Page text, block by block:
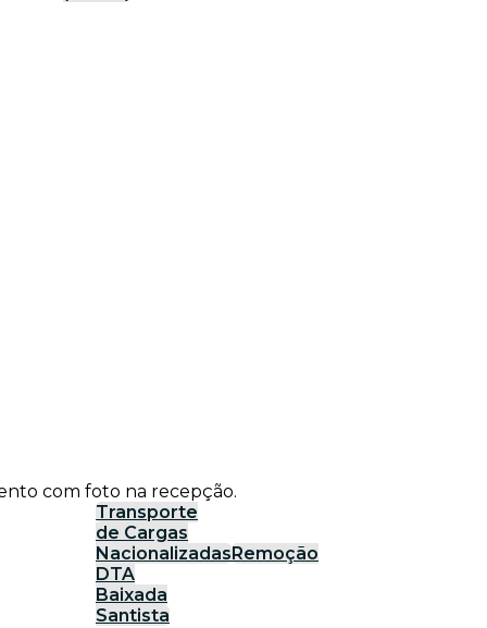
com foto na recepção.
Transporte
de Cargas
Nacionalizadas Remoção
DTA
Baixada
Santista